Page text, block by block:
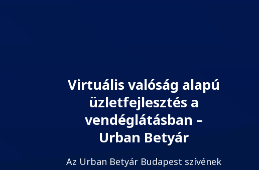
Virtuális valóság alapú
üzletfejlesztés a
vendéglátásban –
Urban Betyár
Az Urban Betyár Budapest szívének